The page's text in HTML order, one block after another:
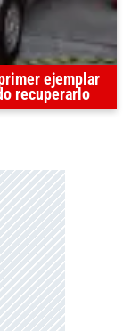
ejemplar
recuperarlo